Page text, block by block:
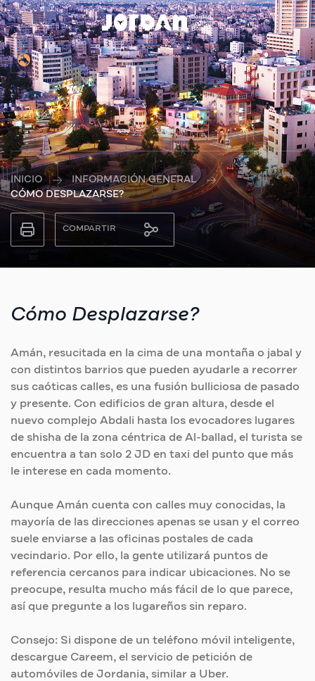
INICIO
INFORMACIÓN GENERAL
CÓMO DESPLAZARSE?
COMPARTIR
Cómo Desplazarse?
Amán, resucitada en la cima de una montaña o jabal y
con distintos barrios que pueden ayudarle a recorrer
sus caóticas calles, es una fusión bulliciosa de pasado
y presente. Con edificios de gran altura, desde el
nuevo complejo Abdali hasta los evocadores lugares
de shisha de la zona céntrica de Al-ballad, el turista se
encuentra a tan solo 2 JD en taxi del punto que más
le interese en cada momento.
Aunque Amán cuenta con calles muy conocidas, la
mayoría de las direcciones apenas se usan y el correo
suele enviarse a las oficinas postales de cada
vecindario. Por ello, la gente utilizará puntos de
referencia cercanos para indicar ubicaciones. No se
preocupe, resulta mucho más fácil de lo que parece,
así que pregunte a los lugareños sin reparo.
Consejo: Si dispone de un teléfono móvil inteligente,
descargue Careem, el servicio de petición de
automóviles de Jordania, similar a Uber.